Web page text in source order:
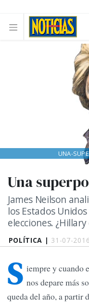
POLÍTICA | 31-07-
Una
James Neilson
los Estados
elecciones.
UNA-
S iempre y cuando
nos depare más
queda del año, a partir